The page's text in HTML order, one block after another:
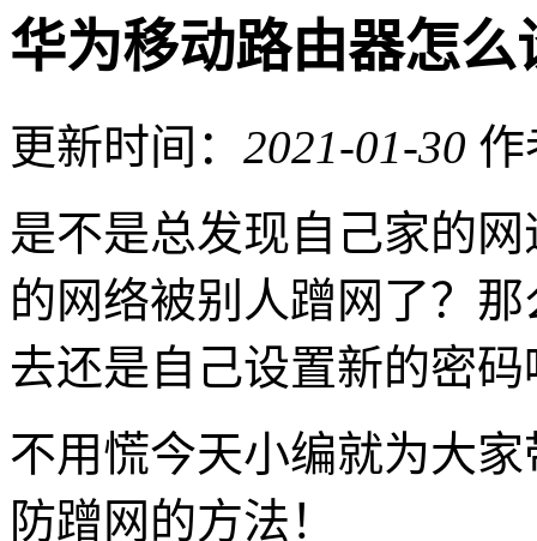
华为移动路由器怎么
更新时间： 2021-01-30 作
是不是总发现自己家的
的网络被别人蹭网了？
去还是自己设置新的密码
不用慌今天小编就为大
防蹭网的方法！